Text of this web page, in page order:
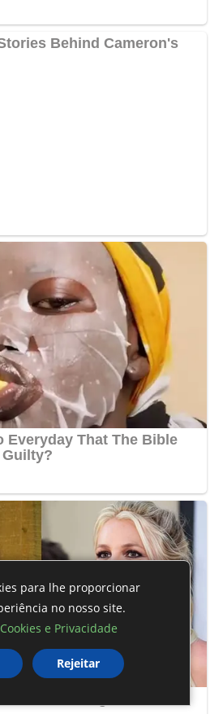
para lhe proporcionar
no nosso site.
e Privacidade
Rejeitar